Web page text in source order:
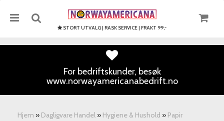
STORT UTVALG | RASK SERVICE | FRAKT 99,-
For bedriftskunder, besøk
www.norwayamericanabedrift.no
Hjem » Dagligvare Handel » Hygiene & Hushold » Papir